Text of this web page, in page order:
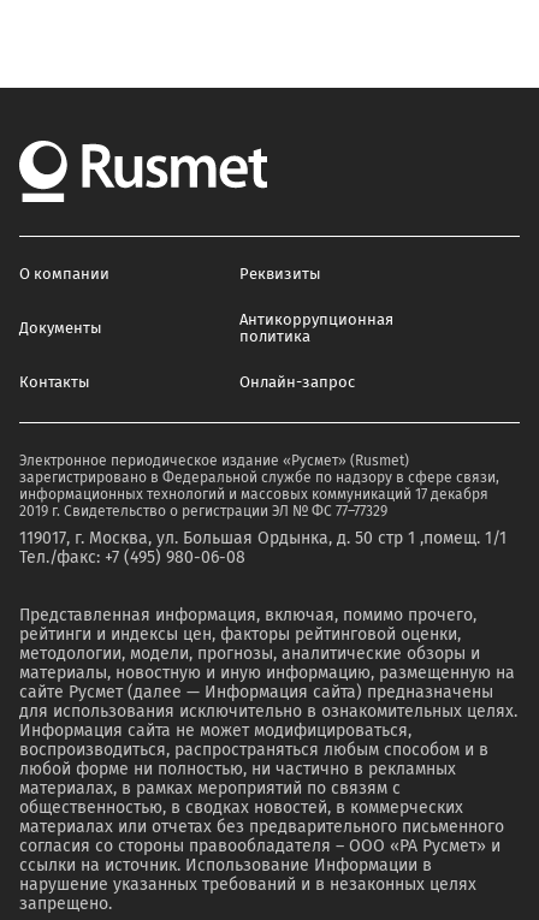
О компании Реквизиты
Документы
Антикоррупционная
политика
Контакты Онлайн-запрос
Электронное периодическое издание «Русмет» (Rusmet)
зарегистрировано в Федеральной службе по надзору в сфере связи,
информационных технологий и массовых коммуникаций 17 декабря
2019 г. Свидетельство о регистрации ЭЛ № ФС 77–77329
119017, г. Москва, ул. Большая Ордынка, д. 50 стр 1 ,помещ. 1/1
Тел./факс: +7 (495) 980-06-08
Представленная информация, включая, помимо прочего,
рейтинги и индексы цен, факторы рейтинговой оценки,
методологии, модели, прогнозы, аналитические обзоры и
материалы, новостную и иную информацию, размещенную на
сайте Русмет (далее — Информация сайта) предназначены
для использования исключительно в ознакомительных целях.
Информация сайта не может модифицироваться,
воспроизводиться, распространяться любым способом и в
любой форме ни полностью, ни частично в рекламных
материалах, в рамках мероприятий по связям с
общественностью, в сводках новостей, в коммерческих
материалах или отчетах без предварительного письменного
согласия со стороны правообладателя – ООО «РА Русмет» и
ссылки на источник. Использование Информации в
нарушение указанных требований и в незаконных целях
запрещено.